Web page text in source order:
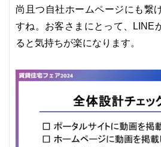
尚且つ自社ホームページにも繋
すね。お客さまにとって、LINE
ると気持ちが楽になります。